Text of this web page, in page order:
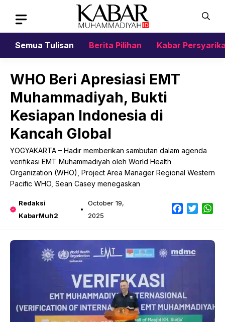
content
Semua Tulisan
Berita Pilihan Kabar
WHO Beri Apresiasi EMT
Muhammadiyah, Bukti
Kesiapan Indonesia di
Kancah Global
YOGYAKARTA – Hadir memberikan sambutan dalam agenda
verifikasi EMT Muhammadiyah oleh World Health
Organization (WHO), Project Area Manager Regional Western
Pacific WHO, Sean Casey menegaskan
Redaksi
KabarMuh2
October 19,
2025
Facebook
Twitter